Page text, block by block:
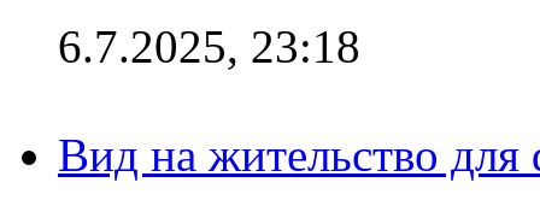
6.7.2025, 23:18
Вид на жительство